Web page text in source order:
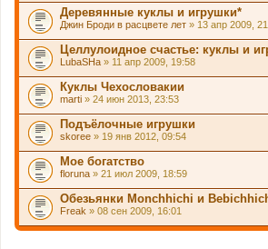
Деревянные куклы и игрушки*
Джин Броди в расцвете лет » 13 апр 2009,
Целлулоидное счастье: куклы и
LubaSHa » 11 апр 2009, 19:58
Куклы Чехословакии
marti » 24 июн 2013, 23:53
Подъёлочные игрушки
skoree » 19 янв 2012, 09:54
Мое богатство
floruna » 21 июл 2009, 18:59
Обезьянки Monchhichi и
Freak » 08 сен 2009, 16:01